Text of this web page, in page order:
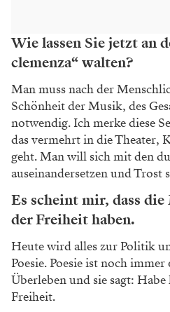
Wie lassen Sie jetzt an
clemenza“ walten?
Man muss nach der
Schönheit der Musik, des
notwendig. Ich merke diese
das vermehrt in dieTheater,
geht. Man will sich mit den
auseinandersetzenund Trost
Es scheint mir, dass
der Freiheit haben.
Heute wird alles zur Politik
Poesie. Poesie ist noch
Überleben und sie sagt: Habe
Freiheit.